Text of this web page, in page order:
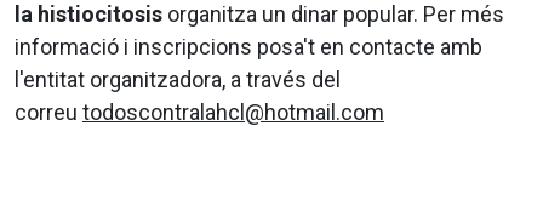
la histiocitosis organitza un dinar popular. Per més
informació i inscripcions posa't en contacte amb
l'entitat organitzadora, a través del
correu todoscontralahcl@hotmail.com